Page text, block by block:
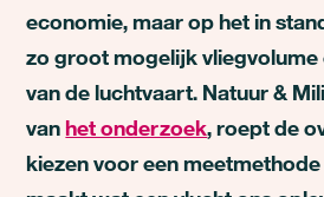
economie, maar op het in
zo groot mogelijk
van de luchtvaart. Natuur &
van het onderzoek, roept de
kiezenvoor een